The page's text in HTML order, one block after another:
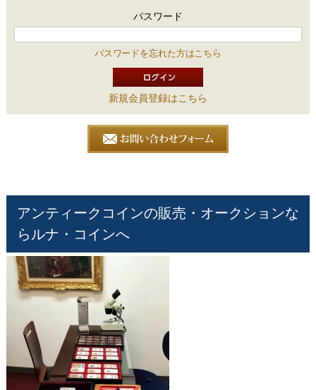
パスワード
パスワードを忘れた方はこちら
新規会員登録はこちら
アンティークコインの販売・オークションな
らルナ・コインへ